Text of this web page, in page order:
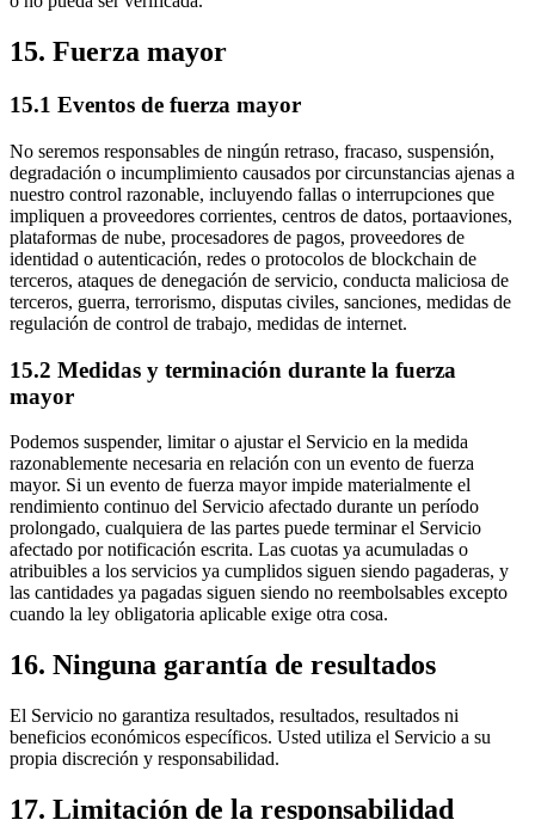
15. Fuerza mayor
15.1 Eventos de fuerza mayor
No seremos responsables de ningún retraso, fracaso, suspensión,
degradación o incumplimiento causados por circunstancias ajenas a
nuestro control razonable, incluyendo fallas o interrupciones que
impliquen a proveedores corrientes, centros de datos, portaaviones,
plataformas de nube, procesadores de pagos, proveedores de
identidad o autenticación, redes o protocolos de blockchain de
terceros, ataques de denegación de servicio, conducta maliciosa de
terceros, guerra, terrorismo, disputas civiles, sanciones, medidas de
regulación de control de trabajo, medidas de internet.
15.2 Medidas y terminación durante la fuerza
mayor
Podemos suspender, limitar o ajustar el Servicio en la medida
razonablemente necesaria en relación con un evento de fuerza
mayor. Si un evento de fuerza mayor impide materialmente el
rendimiento continuo del Servicio afectado durante un período
prolongado, cualquiera de las partes puede terminar el Servicio
afectado por notificación escrita. Las cuotas ya acumuladas o
atribuibles a los servicios ya cumplidos siguen siendo pagaderas, y
las cantidades ya pagadas siguen siendo no reembolsables excepto
cuando la ley obligatoria aplicable exige otra cosa.
16. Ninguna garantía de resultados
El Servicio no garantiza resultados, resultados, resultados ni
beneficios económicos específicos. Usted utiliza el Servicio a su
propia discreción y responsabilidad.
17. Limitación de la responsabilidad